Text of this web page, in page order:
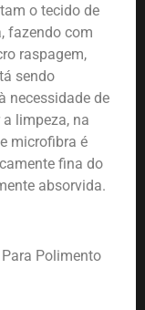
o tecido de
fazendo com
raspagem,
sendo
necessidade de
limpeza, na
microfibra é
fina do
absorvida.
Polimento